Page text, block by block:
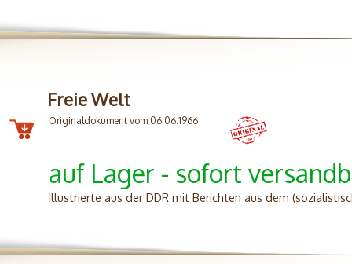
Freie Welt
Originaldokument vom 06.06.1966
auf Lager - sofort
Illustrierte aus der DDR mit Berichten aus dem